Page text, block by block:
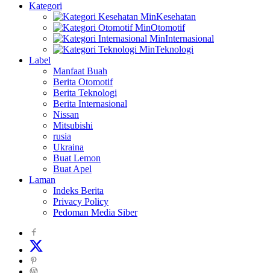
Kategori
Kesehatan
Otomotif
Internasional
Teknologi
Label
Manfaat Buah
Berita Otomotif
Berita Teknologi
Berita Internasional
Nissan
Mitsubishi
rusia
Ukraina
Buat Lemon
Buat Apel
Laman
Indeks Berita
Privacy Policy
Pedoman Media Siber